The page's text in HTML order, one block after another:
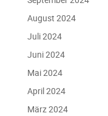
August 2024
Juli 2024
Juni 2024
Mai 2024
April 2024
März 2024